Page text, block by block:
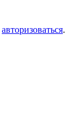
авторизоваться.